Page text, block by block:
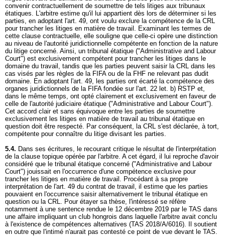
convenir contractuellement de soumettre de tels litiges aux tribunaux
étatiques. L'arbitre estime qu'il lui appartient dès lors de déterminer si les
parties, en adoptant l'art. 49, ont voulu exclure la compétence de la CRL
pour trancher les litiges en matière de travail. Examinant les termes de
cette clause contractuelle, elle souligne que celle-ci opère une distinction
au niveau de l'autorité juridictionnelle compétente en fonction de la nature
du litige concerné. Ainsi, un tribunal étatique ("Administrative and Labour
Court") est exclusivement compétent pour trancher les litiges dans le
domaine du travail, tandis que les parties peuvent saisir la CRL dans les
cas visés par les règles de la FIFA ou de la FHF ne relevant pas dudit
domaine. En adoptant l'art. 49, les parties ont écarté la compétence des
organes juridictionnels de la FIFA fondée sur l'art. 22 let. b) RSTP et,
dans le même temps, ont opté clairement et exclusivement en faveur de
celle de l'autorité judiciaire étatique ("Administrative and Labour Court").
Cet accord clair et sans équivoque entre les parties de soumettre
exclusivement les litiges en matière de travail au tribunal étatique en
question doit être respecté. Par conséquent, la CRL s'est déclarée, à tort,
compétente pour connaître du litige divisant les parties.
5.4. Dans ses écritures, le recourant critique le résultat de l'interprétation
de la clause topique opérée par l'arbitre. A cet égard, il lui reproche d'avoir
considéré que le tribunal étatique concerné ("Administrative and Labour
Court") jouissait en l'occurrence d'une compétence exclusive pour
trancher les litiges en matière de travail. Procédant à sa propre
interprétation de l'art. 49 du contrat de travail, il estime que les parties
pouvaient en l'occurrence saisir alternativement le tribunal étatique en
question ou la CRL. Pour étayer sa thèse, l'intéressé se réfère
notamment à une sentence rendue le 12 décembre 2019 par le TAS dans
une affaire impliquant un club hongrois dans laquelle l'arbitre avait conclu
à l'existence de compétences alternatives (TAS 2018/A/6016). Il soutient
en outre que l'intimé n'aurait pas contesté ce point de vue devant le TAS.